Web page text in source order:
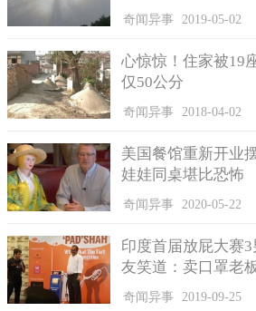
奇闻异事 2019-05-02
心惊惊！住家被19
仅50公分
奇闻异事 2018-04-02
美国餐馆重新开业
娃娃同桌堪比恐怖
奇闻异事 2020-05-22
印度首届放屁大赛
友笑道：卖口罩老
奇闻异事 2019-09-25